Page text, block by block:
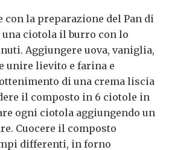
la preparazione del Pan di
una ciotola il burro con lo
Aggiungere uova, vaniglia,
unire lievito e farina e
di una crema liscia
il composto in 6 ciotole in
ogni ciotola aggiungendo un
Cuocere il composto
differenti, in forno